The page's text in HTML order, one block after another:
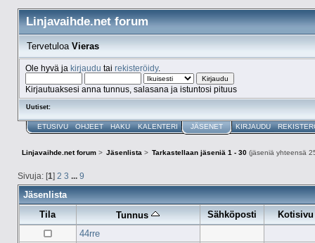
Linjavaihde.net forum
TervetuloaVieras
Ole hyvä ja kirjaudu tai rekisteröidy.
Kirjautuaksesi anna tunnus, salasana ja istuntosi pituus
Uutiset:
ETUSIVU OHJEET HAKU KALENTERI JÄSENET KIRJAUDU
Linjavaihde.net forum> Jäsenlista > Tarkastellaan jäseniä 1 - 30 (jäseniä yhteensä
Sivuja: [1] 2 3 ... 9
Jäsenlista
Tila
Tunnus Sähköposti
Kotisivu
44rre